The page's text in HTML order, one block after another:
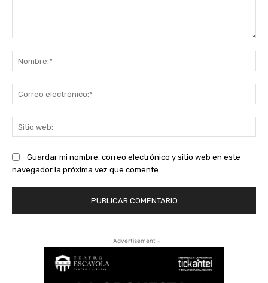
Guardar mi nombre, correo electrónico y sitio web en este
navegador la próxima vez que comente.
- Advertisement -